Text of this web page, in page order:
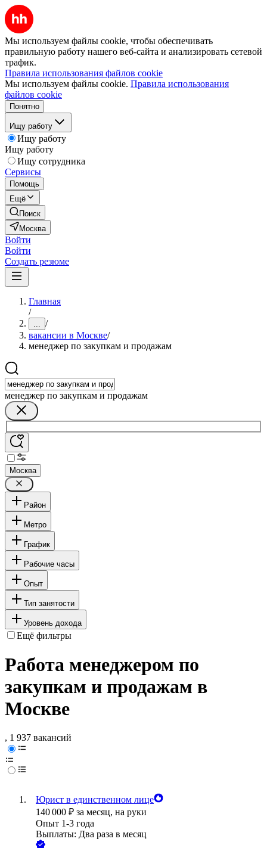
Мы используем файлы cookie, чтобы обеспечивать
правильную работу нашего веб-сайта и анализировать сетевой
трафик.
Правила использования файлов cookie
Мы используем файлы cookie. Правила использования
файлов cookie
Понятно
Ищу работу
Ищу работу
Ищу работу
Ищу сотрудника
Сервисы
Помощь
Ещё
Поиск
Москва
Войти
Войти
Создать резюме
Главная
/
... /
вакансии в Москве/
менеджер по закупкам и продажам
менеджер по закупкам и продажам
Москва
Район
Метро
График
Рабочие часы
Опыт
Тип занятости
Уровень дохода
Ещё фильтры
Работа менеджером по
закупкам и продажам в
Москве
, 1 937 вакансий
Юрист в единственном лице
140 000 ₽ за месяц, на руки
Опыт 1-3 года
Выплаты: Два раза в месяц